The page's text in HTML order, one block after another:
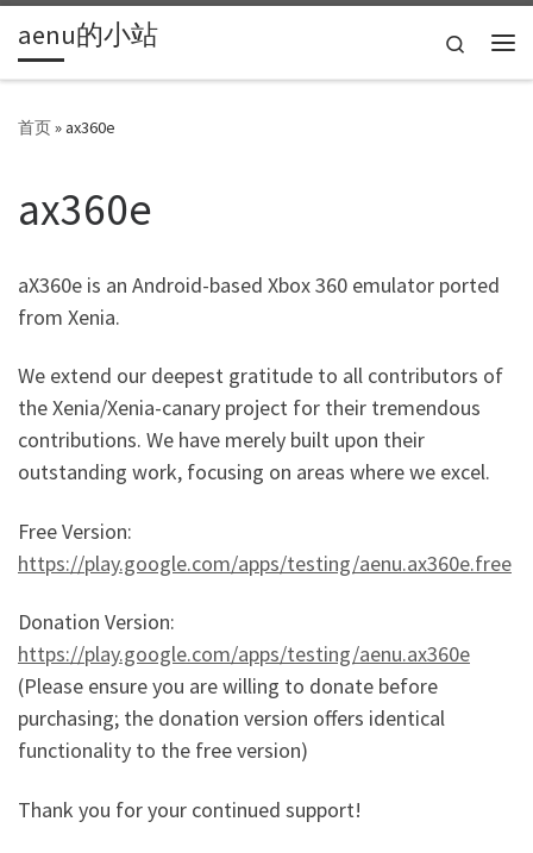
Skip to content
aenu的小站
Search
首页»ax360e
ax360e
aX360e is an Android-based Xbox 360 emulator ported
from Xenia.
We extend our deepest gratitude to all contributors of
the Xenia/Xenia-canary project for their tremendous
contributions. We have merely built upon their
outstanding work, focusing on areas where we excel.
Free Version:
https://play.google.com/apps/testing/aenu.ax360e.free
Donation Version:
https://play.google.com/apps/testing/aenu.ax360e
(Please ensure you are willing to donate before
purchasing; the donation version offers identical
functionality to the free version)
Thank you for your continued support!